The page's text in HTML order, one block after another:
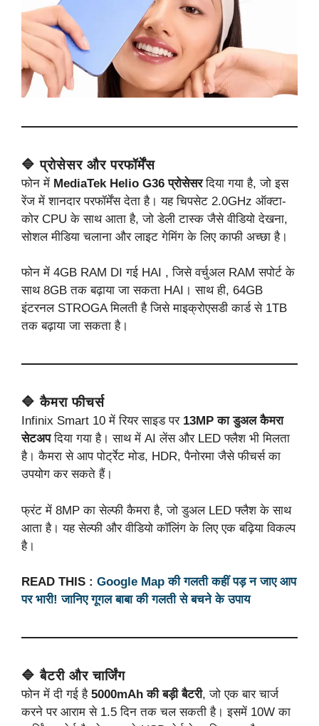
🔷 प्रोसेसर और परफॉर्मेंस
फोन में MediaTek Helio G36 प्रोसेसरदिया गया है, जो इस
रेंज में शानदार परफॉर्मेंस देता है। यह चिपसेट 2.0GHz ऑक्टा-
कोर CPU के साथ आता है, जो डेली टास्क जैसे वीडियो देखना,
सोशल मीडिया चलाना और लाइट गेमिंग के लिए काफी अच्छा है।
फोन में 4GB RAM DI गई HAI , जिसे वर्चुअल RAM सपोर्ट के
साथ 8GB तक बढ़ाया जा सकता HAI। साथ ही, 64GB
इंटरनल STROGA मिलती है जिसे माइक्रोएसडी कार्ड से 1TB
तक बढ़ाया जा सकता है।
🔷 कैमरा फीचर्स
Infinix Smart 10 में रियर साइड पर 13MP का डुअल कैमरा
सेटअपदिया गया है। साथ में AI लेंस और LED फ्लैश भी मिलता
है। कैमरा से आप पोर्ट्रेट मोड, HDR, पैनोरमा जैसे फीचर्स का
उपयोग कर सकते हैं।
फ्रंट में 8MP का सेल्फी कैमरा है, जो डुअल LED फ्लैश के साथ
आता है। यह सेल्फी और वीडियो कॉलिंग के लिए एक बढ़िया विकल्प
है।
READ THIS : Google Map की गलती कहीं पड़ न जाए आप
पर भारी! जानिए गूगल बाबा की गलती से बचने के उपाय
🔷 बैटरी और चार्जिंग
फोन में दी गई है 5000mAh की बड़ी बैटरी, जो एक बार चार्ज
करने पर आराम से 1.5 दिन तक चल सकती है। इसमें 10W का